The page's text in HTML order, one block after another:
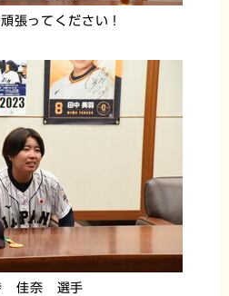
張ってください！
佳奈 選手